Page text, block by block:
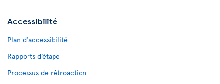
Accessibilité
Plan d'accessibilité
Rapports d’étape
Processus de rétroaction